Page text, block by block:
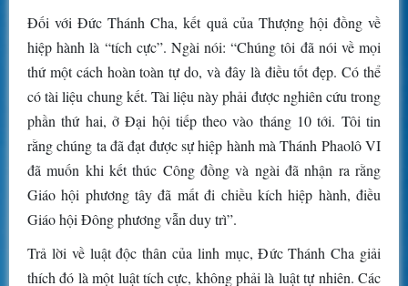
Đối với Đức Thánh Cha, kết quả của Thượng hội đồng về
hiệp hành là “tích cực”. Ngài nói: “Chúng tôi đã nói về mọi
thứ một cách hoàn toàn tự do, và đây là điều tốt đẹp. Có thể
có tài liệu chung kết. Tài liệu này phải được nghiên cứu trong
phần thứ hai, ở Đại hội tiếp theo vào tháng 10 tới. Tôi tin
rằng chúng ta đã đạt được sự hiệp hành mà Thánh Phaolô VI
đã muốn khi kết thúc Công đồng và ngài đã nhận ra rằng
Giáo hội phương tây đã mất đi chiều kích hiệp hành, điều
Giáo hội Đông phương vẫn duy trì”.
Trả lời về luật độc thân của linh mục, Đức Thánh Cha giải
thích đó là một luật tích cực, không phải là luật tự nhiên. Các